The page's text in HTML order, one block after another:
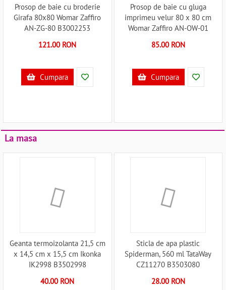
Prosop de baie cu broderie
Girafa 80x80 Womar Zaffiro
AN-ZG-80 B3002253
121.00 RON
Cumpara
Prosop de baie cu gluga
imprimeu velur 80 x 80 cm
Womar Zaffiro AN-OW-01
85.00 RON
Cumpara
La masa
Geanta termoizolanta 21,5 cm
x 14,5 cm x 15,5 cm Ikonka
IK2998 B3502998
40.00 RON
Sticla de apa plastic
Spiderman, 560 ml TataWay
CZ11270 B3503080
28.00 RON